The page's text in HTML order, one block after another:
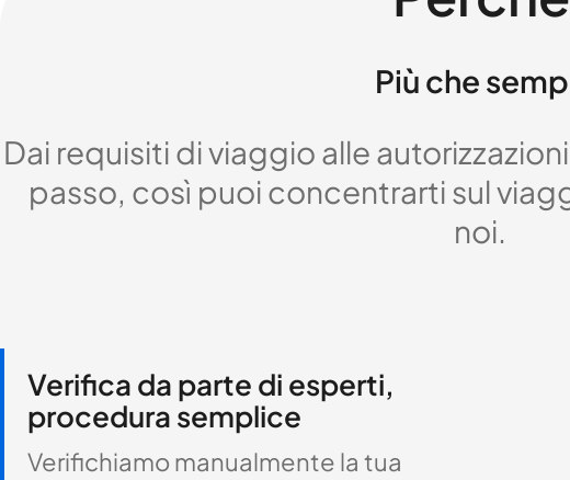
Più che
Dai requisiti di viaggio alle
passo, così puoi concentrarti sul
noi.
Verifica da parte di esperti,
procedura semplice
Verifichiamo manualmente la tua